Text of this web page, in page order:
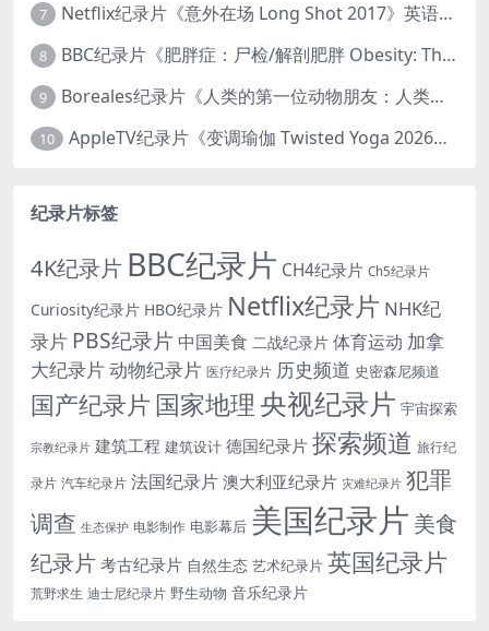
7 Netflix纪录片《意外在场 Long Shot 2017》英语中字 720P/NKV/1.06GB 美国谋杀误判案件
8 BBC纪录片《肥胖症：尸检/解剖肥胖 Obesity: The Post Mortem 2016》英语中英双字 无水印纯净版 1080P/MKV/1.03G
9 Boreales纪录片《人类的第一位动物朋友：人类和狗的神奇故事 Man’s First Friend 2018》英语中英双字 1080P/MP4/1.8G 狗的神奇故事
10 AppleTV纪录片《变调瑜伽 Twisted Yoga 2026》全3集 英语中英双字 无水印纯净版 1080P/MKV/10G 瑜伽大师背后的真相
纪录片标签
4K纪录片 BBC纪录片 CH4纪录片 Ch5纪录片
Curiosity纪录片 HBO纪录片 Netflix纪录片 NHK纪
录片 PBS纪录片 中国美食 二战纪录片 体育运动 加拿
大纪录片动物纪录片 医疗纪录片 历史频道 史密森尼频道
国产纪录片 国家地理 央视纪录片 宇宙探索
宗教纪录片 建筑工程 建筑设计 德国纪录片 探索频道 旅行纪
录片 汽车纪录片 法国纪录片 澳大利亚纪录片 灾难纪录片 犯罪
调查 生态保护 电影制作 电影幕后 美国纪录片 美食
纪录片考古纪录片 自然生态 艺术纪录片 英国纪录片
荒野求生 迪士尼纪录片 野生动物 音乐纪录片